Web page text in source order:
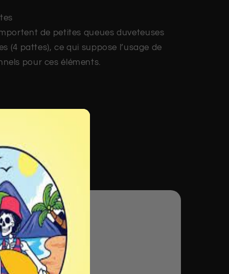
de petites queues duveteuses
(4 pattes), ce qui suppose l’usage de
pour ces éléments.